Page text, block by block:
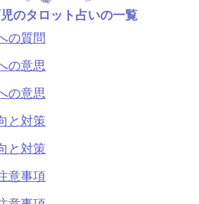
のタロット占いの一覧
の質問
の意思
の意思
と対策
と対策
意事項